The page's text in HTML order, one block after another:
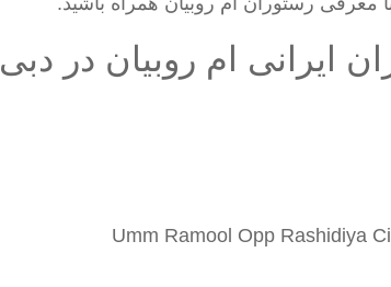
ایرانی ام روبيان در دبی